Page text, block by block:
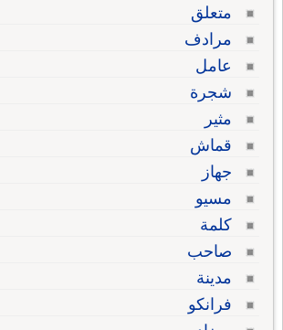
متعلق
مرادف
عامل
شجرة
مثير
قماش
جهاز
مسيو
كلمة
صاحب
مدينة
فرانكو